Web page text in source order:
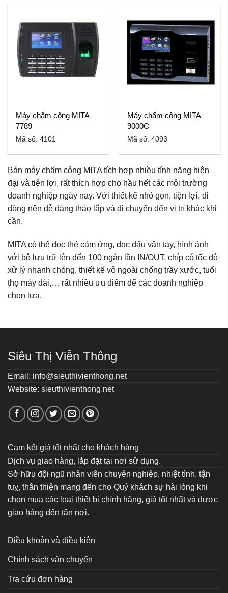
Máy chấm công MITA
7789
Mã số: 4101
Máy chấm công MITA
9000C
Mã số: 4093
Bán máy chấm công MITA tích hợp nhiều tính năng hiện
đại và tiện lợi, rất thích hợp cho hầu hết các môi trường
doanh nghiệp ngày nay. Với thiết kế nhỏ gọn, tiện lợi, di
động nên dễ dàng tháo lắp và di chuyển đến vị trí khác khi
cần.
MITA có thể đọc thẻ cảm ứng, đọc dấu vân tay, hình ảnh
với bộ lưu trữ lên đến 100 ngàn lần IN/OUT, chíp có tốc độ
xử lý nhanh chóng, thiết kế vỏ ngoài chống trầy xước, tuổi
thọ máy dài,… rất nhiều ưu điểm để các doanh nghiệp
chọn lựa.
Siêu Thị Viễn Thông
Email: info@sieuthivienthong.net
Website: sieuthivienthong.net
Cam kết giá tốt nhất cho khách hàng
Dịch vụ giao hàng, lắp đặt tại nơi sử dụng.
Sở hữu đội ngũ nhân viên chuyên nghiệp, nhiệt tình, tận
tuỵ, thân thiện mang đến cho Quý khách sự hài lòng khi
chọn mua các loại thiết bị chính hãng, giá tốt nhất và được
giao hàng đến tận nơi.
Điều khoản và điều kiện
Chính sách vận chuyển
Tra cứu đơn hàng